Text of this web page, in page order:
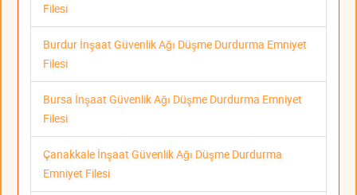
Filesi
Burdur İnşaat Güvenlik Ağı Düşme Durdurma Emniyet
Filesi
Bursa İnşaat Güvenlik Ağı Düşme Durdurma Emniyet
Filesi
Çanakkale İnşaat Güvenlik Ağı Düşme Durdurma
Emniyet Filesi